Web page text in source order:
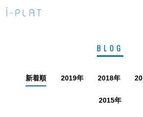
BLOG
新着順 2019年 2018年
2015年